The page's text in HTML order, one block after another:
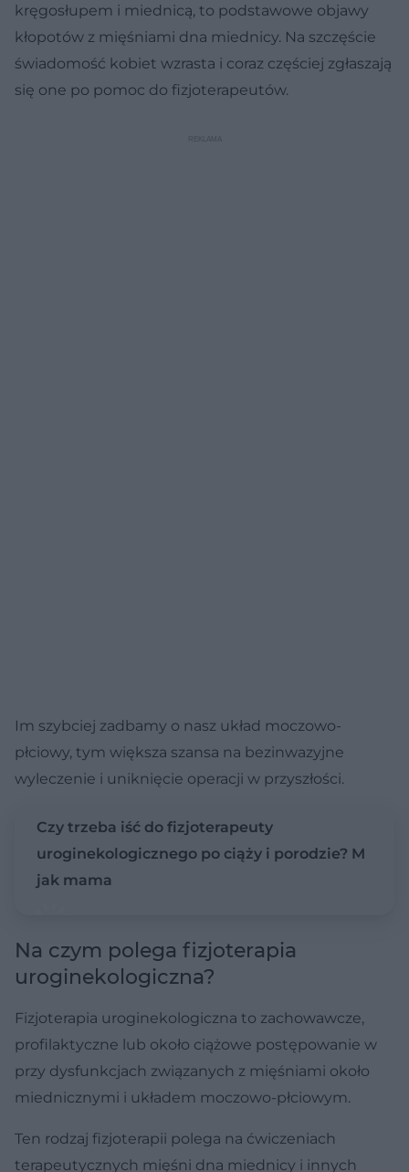
kręgosłupem i miednicą, to podstawowe objawy
kłopotów z mięśniami dna miednicy. Na szczęście
świadomość kobiet wzrasta i coraz częściej zgłaszają
się one po pomoc do fizjoterapeutów.
Im szybciej zadbamy o nasz układ moczowo-
płciowy, tym większa szansa na bezinwazyjne
wyleczenie i uniknięcie operacji w przyszłości.
Czy trzeba iść do fizjoterapeuty
uroginekologicznego po ciąży i porodzie? M
jak mama
Na czym polega fizjoterapia
uroginekologiczna?
Fizjoterapia uroginekologiczna to zachowawcze,
profilaktyczne lub około ciążowe postępowanie w
przy dysfunkcjach związanych z mięśniami około
miednicznymi i układem moczowo-płciowym.
Ten rodzaj fizjoterapii polega na ćwiczeniach
terapeutycznych mięśni dna miednicy i innych